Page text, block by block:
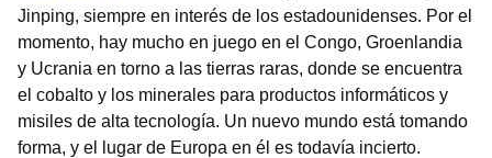
Jinping, siempre en interés de los estadounidenses. Por el
momento, hay mucho en juego en el Congo, Groenlandia
y Ucrania en torno a las tierras raras, donde se encuentra
el cobalto y los minerales para productos informáticos y
misiles de alta tecnología. Un nuevo mundo está tomando
forma, y el lugar de Europa en él es todavía incierto.